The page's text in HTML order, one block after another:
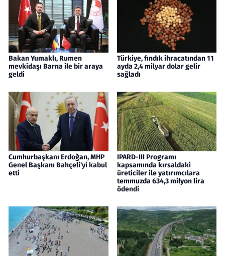
Bakan Yumaklı, Rumen
mevkidaşı Barna ile bir araya
geldi
Türkiye, fındık ihracatından 11
ayda 2,4 milyar dolar gelir
sağladı
Cumhurbaşkanı Erdoğan, MHP
Genel Başkanı Bahçeli'yi kabul
etti
IPARD-III Programı
kapsamında kırsaldaki
üreticiler ile yatırımcılara
temmuzda 634,3 milyon lira
ödendi